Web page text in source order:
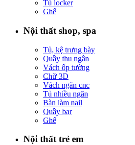
Tủ locker
Ghế
Nội thất shop, spa
Tủ, kệ trưng bày
Quầy thu ngân
Vách ốp tường
Chữ 3D
Vách ngăn cnc
Tủ nhiều ngăn
Bàn làm nail
Quầy bar
Ghế
Nội thất trẻ em